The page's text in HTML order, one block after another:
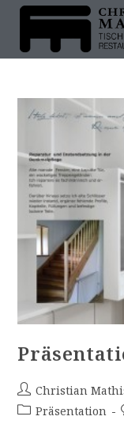
Christian
Präsentation